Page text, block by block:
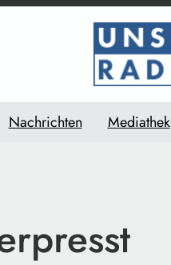
Nachrichten Mediathek